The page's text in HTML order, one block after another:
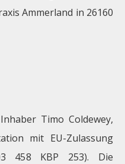
Ammerland in 26160
Timo Coldewey,
mit EU-Zulassung
458 KBP 253). Die